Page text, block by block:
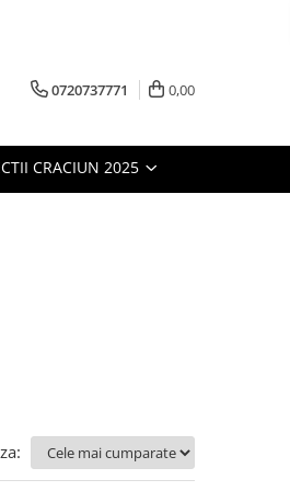
0720737771 0,00
CRACIUN 2025